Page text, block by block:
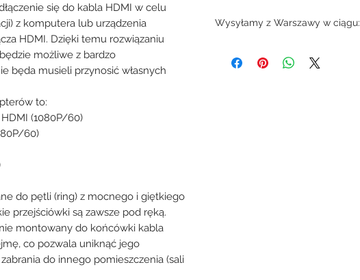
się do kabla HDMI w celu
z komputera lub urządzenia
HDMI. Dzięki temu rozwiązaniu
możliwe z bardzo
będa musieli przynosić własnych
to:
(1080P/60)
60)
do pętli (ring) z mocnego i giętkiego
przejściówki są zawsze pod ręką.
montowany do końcówki kabla
co pozwala uniknąć jego
do innego pomieszczenia (sali
Wysyłamy z Warszawy w ciągu: